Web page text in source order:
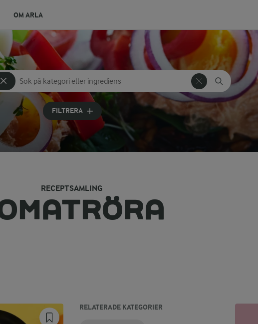
OM ARLA
Sök på kategori eller ingrediens
Skriv in sökord för att få förslag
FILTRERA
RECEPTSAMLING
RELATERADE KATEGORIER